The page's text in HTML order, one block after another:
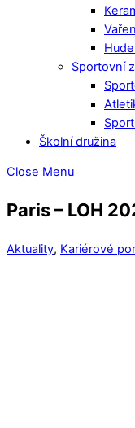
Sportovní
Školní družina
Close Menu
Paris – LOH
Aktuality, Kariérové